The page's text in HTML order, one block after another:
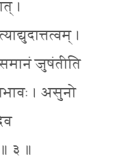
।
।
समानं जुषंतीति
। असुनो
३ ॥